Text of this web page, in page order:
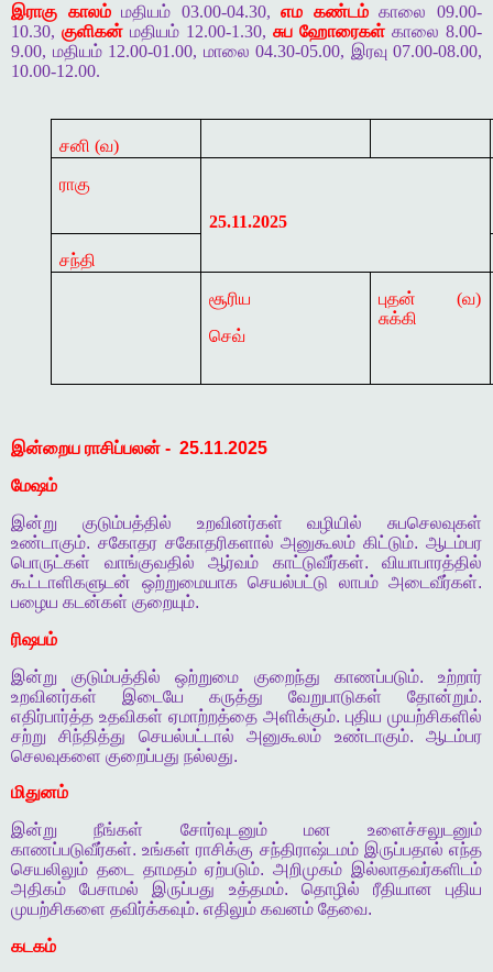
இராகு காலம்மதியம் 03.00-04.30,எம கண்டம்காலை 09.00-
10.30, குளிகன் மதியம் 12.00-1.30, சுப ஹோரைகள் காலை 8.00-
9.00, மதியம் 12.00-01.00, மாலை 04.30-05.00, இரவு 07.00-08.00,
10.00-12.00.
சனி (வ)
ராகு
25.11.2025
சந்தி
சூரிய
செவ்
புதன் (வ)
சுக்கி
இன்றைய ராசிப்பலன் - 25.11.2025
மேஷம்
இன்று
குடும்பத்தில் உறவினர்கள் வழியில்
சுபசெலவுகள்
உண்டாகும். சகோதர சகோதரிகளால் அனுகூலம் கிட்டும்.ஆடம்பர
பொருட்கள்
வாங்குவதில் ஆர்வம் காட்டுவீர்கள். வியாபாரத்தில்
கூட்டாளிகளுடன்
ஒற்றுமையாக செயல்பட்டு லாபம் அடைவீர்கள்.
பழைய கடன்கள் குறையும்.
ரிஷபம்
இன்று
குடும்பத்தில் ஒற்றுமை குறைந்து காணப்படும்.உற்றார்
உறவினர்கள்
இடையே கருத்து வேறுபாடுகள் தோன்றும்.
எதிர்பார்த்த உதவிகள் ஏமாற்றத்தை அளிக்கும். புதிய முயற்சிகளில்
சற்று
சிந்தித்து செயல்பட்டால் அனுகூலம் உண்டாகும்.ஆடம்பர
செலவுகளை குறைப்பது நல்லது.
மிதுனம்
இன்று
நீங்கள் சோர்வுடனும் மன
உளைச்சலுடனும்
காணப்படுவீர்கள்.உங்கள் ராசிக்கு சந்திராஷ்டமம் இருப்பதால் எந்த
செயலிலும் தடை தாமதம் ஏற்படும்.அறிமுகம் இல்லாதவர்களிடம்
அதிகம்
பேசாமல் இருப்பது உத்தமம். தொழில் ரீதியான
புதிய
முயற்சிகளை தவிர்க்கவும். எதிலும் கவனம் தேவை.
கடகம்